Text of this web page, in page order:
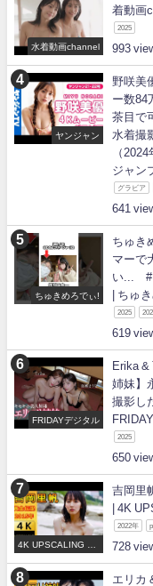
水着動画channel
着動画
2025
993
ヤンジャン
野咲美
ー数84
茶目で
水着撮
（
ジャン
グラビア
641
ちゅきめろでぃ!
ちゅき
マーで
い... #
| ちゅ
2025
619
FRIDAYデジタル
Erika &
姉妹】
撮影し
2025
650
4K UPSCALING CL
吉岡里
| 4K
2022年
728
エリカ